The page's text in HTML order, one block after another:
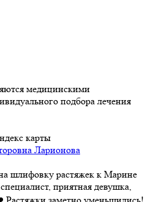
медицинскими
подбора лечения
карты
Ларионова
шлифовку растяжек к Марине
приятная девушка,